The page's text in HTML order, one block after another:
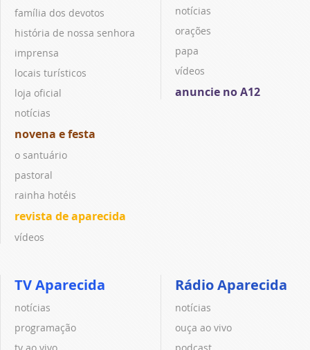
família dos devotos
história de nossa senhora
imprensa
locais turísticos
loja oficial
notícias
novena e festa
o santuário
pastoral
rainha hotéis
revista de aparecida
vídeos
notícias
orações
papa
vídeos
anuncie no A12
TV Aparecida
notícias
programação
Rádio Aparecida
notícias
ouça ao vivo